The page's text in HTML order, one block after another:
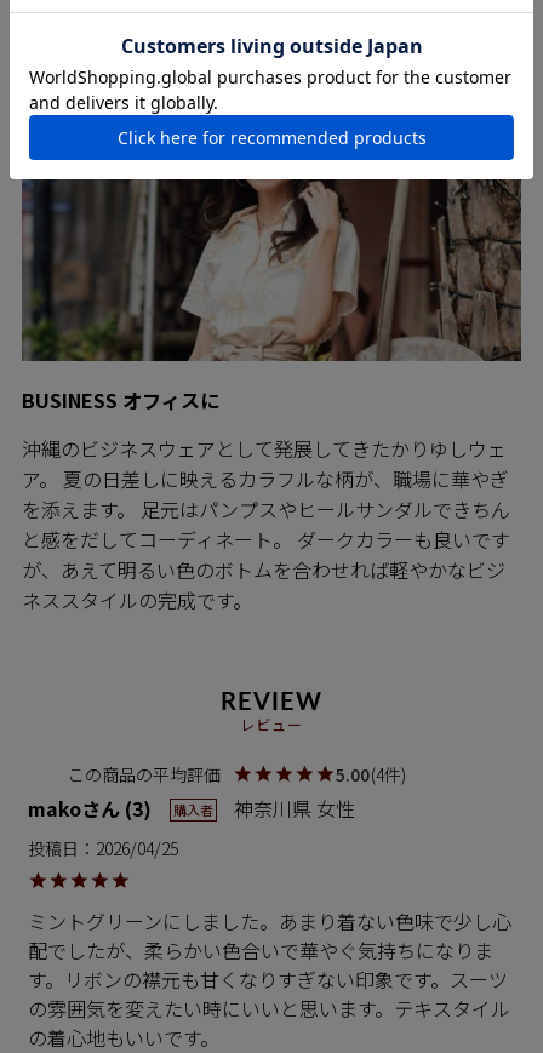
と思います。
BUSINESS オフィスに
沖縄のビジネスウェアとして発展してきたかりゆしウェ
ア。 夏の日差しに映えるカラフルな柄が、職場に華やぎ
を添えます。 足元はパンプスやヒールサンダルできちん
と感をだしてコーディネート。 ダークカラーも良いです
が、あえて明るい色のボトムを合わせれば軽やかなビジ
ネススタイルの完成です。
REVIEW
レビュー
5.00 4
mako 3 購入者 神奈川県 女性
投稿日 2026/04/25
ミントグリーンにしました。あまり着ない色味で少し心
配でしたが、柔らかい色合いで華やぐ気持ちになりま
す。リボンの襟元も甘くなりすぎない印象です。スーツ
の雰囲気を変えたい時にいいと思います。テキスタイル
の着心地もいいです。